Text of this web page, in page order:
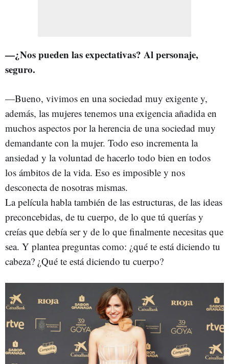
—¿Nos pueden las expectativas? Al personaje,
seguro.
—Bueno, vivimos en una sociedad muy exigente y,
además, las mujeres tenemos una exigencia añadida en
muchos aspectos por la herencia de una sociedad muy
demandante con la mujer. Todo eso incrementa la
ansiedad y la voluntad de hacerlo todo bien en todos
los ámbitos de la vida. Eso es imposible y nos
desconecta de nosotras mismas.
La película habla también de las estructuras, de las ideas
preconcebidas, de tu cuerpo, de lo que tú querías y
creías que debía ser y de lo que finalmente necesitas que
sea. Y plantea preguntas como: ¿qué te está diciendo tu
cabeza? ¿Qué te está diciendo tu cuerpo?